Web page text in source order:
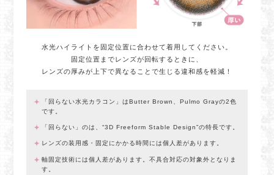
水光ハイライトを固定位置に合わせて着用してください。
固定位置までレンズが回転するときに、
レンズの厚みが上下で異なることで生じる違和感を軽減！
「回らない水光カラコン」はButter Brown、Pulmo Grayの2色
です。
「回らない」のは、“3D Freeform Stable Design”の特長です。
レンズの装用感・固定にかかる時間には個人差があります。
軸固定技術には個人差があります。不具合対応の対象外となりま
す。